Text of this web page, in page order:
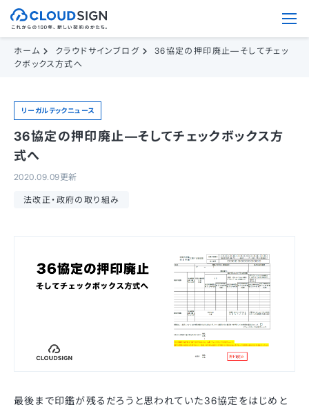
ホーム クラウドサインブログ
36協定の押印廃止—そしてチェッ
クボックス方式へ
リーガルテックニュース
36協定の押印廃止—そしてチェックボックス方
式へ
2020.09.09更新
法改正・政府の取り組み
最後まで印鑑が残るだろうと思われていた36協定をはじめと